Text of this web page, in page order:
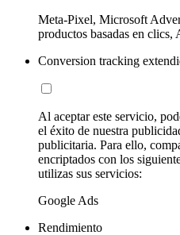
Meta-Pixel, Microsoft
productos basadas en clics,
Conversion tracking
Al aceptar este servicio,
el éxito de nuestra
publicitaria. Para ello,
encriptados con los
utilizas sus servicios:
Google Ads
Rendimiento